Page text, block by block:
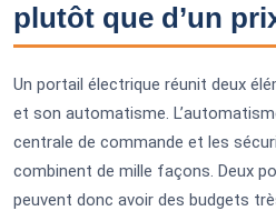
plutôt que d’un
Un portail électrique réunit deux
et son automatisme.
centrale de commande et les
combinent de mille façons. Deux
peuvent donc avoir des budgets